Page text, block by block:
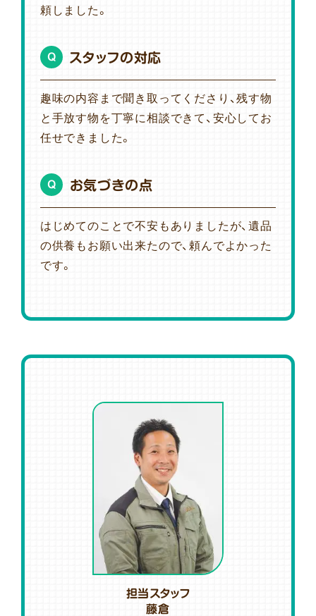
頼しました。
Q スタッフの対応
趣味の内容まで聞き取ってくださり、残す物
と手放す物を丁寧に相談できて、安心してお
任せできました。
Q お気づきの点
はじめてのことで不安もありましたが、遺品
の供養もお願い出来たので、頼んでよかった
です。
担当スタッフ
藤倉